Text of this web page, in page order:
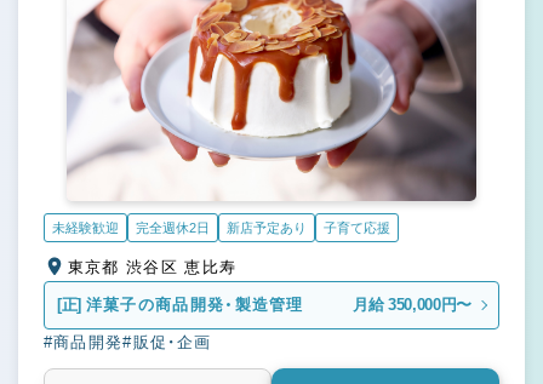
未経験歓迎 完全週休2日 新店予定あり 子育て応援
東京都 渋谷区 恵比寿
[正] 洋菓子の商品開発・製造管理 月給 350,000円〜
#商品開発#販促・企画